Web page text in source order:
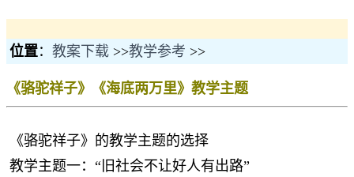
位置： 教案下载 >>教学参考 >>
《骆驼祥子》《海底两万里》教学主题
《骆驼祥子》的教学主题的选择
教学主题一：“旧社会不让好人有出路”